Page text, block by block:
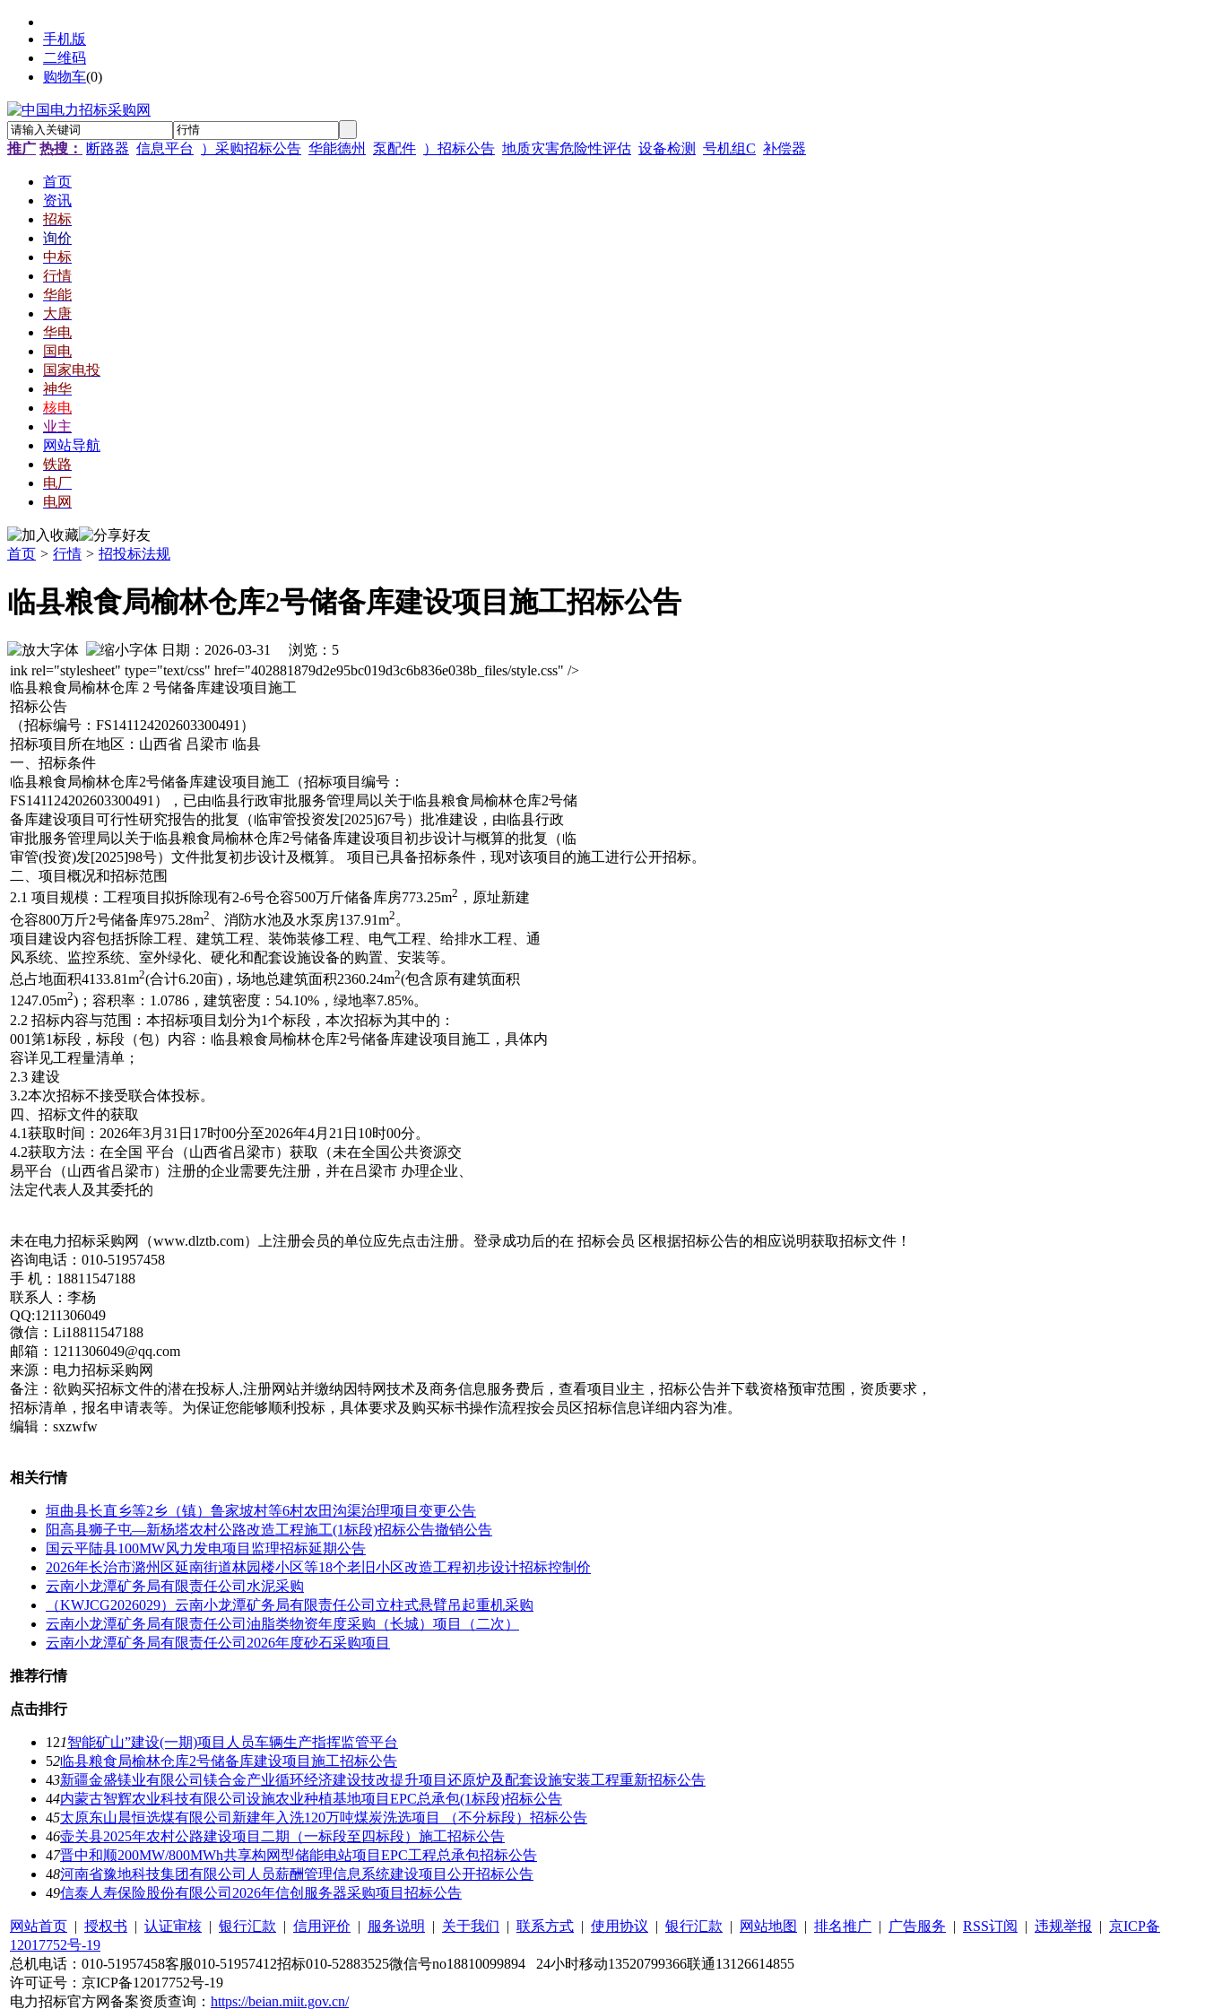
手机版
二维码
购物车(0)
推广 热搜： 断路器 信息平台 ）采购招标公告 华能德州 泵配件 ）招标公告 地质灾害危险性评估 设备检测 号机组C 补偿器
首页
资讯
招标
询价
中标
行情
华能
大唐
华电
国电
国家电投
神华
核电
业主
网站导航
铁路
电厂
电网
首页 > 行情 > 招投标法规
临县粮食局榆林仓库2号储备库建设项目施工招标公告
日期：2026-03-31 浏览： 5
ink rel="stylesheet" type="text/css" href="402881879d2e95bc019d3c6b836e038b_files/style.css" />
临县粮食局榆林仓库 2 号储备库建设项目施工
招标公告
（招标编号： FS141124202603300491 ）
招标项目所在地区：山西省 吕梁市 临县
一、招标条件
临县粮食局榆林仓库2号储备库建设项目施工（招标项目编号：
FS141124202603300491 ），已由临县行政审批服务管理局以关于临县粮食局榆林仓库2号储
备库建设项目可行性研究报告的批复（临审管投资发[2025]67号）批准建设，由临县行政
审批服务管理局以关于临县粮食局榆林仓库2号储备库建设项目初步设计与概算的批复（临
审管(投资)发[2025]98号）文件批复初步设计及概算。 项目已具备招标条件，现对该项目的施工进行公开招标。
二、项目概况和招标范围
2.1 项目规模：工程项目 拟拆除现有2-6号仓容500万斤储备库房773.25m2 ，原址新建
仓容800万斤2号储备库975.28m2 、消防水池及 水泵房137.91m2 。
项目建设内容包括拆除工程、建筑工程、装饰装修工程、电气工程、给排水工程、通
风系统、监控系统、室外绿化、硬化和配套设施设备的购置、安装等。
总占地面积4133.81m2(合计6.20亩) ，场地总建筑面积2360.24m2(包含原有建筑面积
1247.05m2) ；容积率 ： 1.0786 ，建筑密度： 54.10% ，绿地率7.85%。
2.2 招标内容与范围：本招标项目划分为1个标段，本次招标为其中的：
001第1标段，标段（包）内容：临县粮食局榆林仓库2号储备库建设项目施工 ，具体内
容详见工程量清单；
2.3 建设
3.2本次招标不接受联合体投标。
四、招标文件的获取
4.1获取时间 ： 2026年3月 31 日 17时00分至2026年4月 21 日 10时00分。
4.2获取方法：在全国 平台（山西省吕梁市）获取（未在全国公共资源交
易平台（山西省吕梁市）注册的企业需要先注册，并在吕梁市 办理企业、
法定代表人及其委托的
未在电力招标采购网（www.dlztb.com）上注册会员的单位应先点击注册。登录成功后的在 招标会员 区根据招标公告的相应说明获取招标文件！
咨询电话：010-51957458
手 机：18811547188
联系人：李杨
QQ:1211306049
微信：Li18811547188
邮箱：1211306049@qq.com
来源：电力招标采购网
备注：欲购买招标文件的潜在投标人,注册网站并缴纳因特网技术及商务信息服务费后，查看项目业主，招标公告并下载资格预审范围，资质要求，
招标清单，报名申请表等。为保证您能够顺利投标，具体要求及购买标书操作流程按会员区招标信息详细内容为准。
编辑：sxzwfw
相关行情
垣曲县长直乡等2乡（镇）鲁家坡村等6村农田沟渠治理项目变更公告
阳高县狮子屯—新杨塔农村公路改造工程施工(1标段)招标公告撤销公告
国云平陆县100MW风力发电项目监理招标延期公告
2026年长治市潞州区延南街道林园楼小区等18个老旧小区改造工程初步设计招标控制价
云南小龙潭矿务局有限责任公司水泥采购
（KWJCG2026029）云南小龙潭矿务局有限责任公司立柱式悬臂吊起重机采购
云南小龙潭矿务局有限责任公司油脂类物资年度采购（长城）项目（二次）
云南小龙潭矿务局有限责任公司2026年度砂石采购项目
推荐行情
点击排行
121智能矿山”建设(一期)项目人员车辆生产指挥监管平台
52临县粮食局榆林仓库2号储备库建设项目施工招标公告
43新疆金盛镁业有限公司镁合金产业循环经济建设技改提升项目还原炉及配套设施安装工程重新招标公告
44内蒙古智辉农业科技有限公司设施农业种植基地项目EPC总承包(1标段)招标公告
45太原东山晨恒选煤有限公司新建年入洗120万吨煤炭洗选项目 （不分标段）招标公告
46壶关县2025年农村公路建设项目二期（一标段至四标段）施工招标公告
47晋中和顺200MW/800MWh共享构网型储能电站项目EPC工程总承包招标公告
48河南省豫地科技集团有限公司人员薪酬管理信息系统建设项目公开招标公告
49信泰人寿保险股份有限公司2026年信创服务器采购项目招标公告
网站首页 | 授权书 | 认证审核 | 银行汇款 | 信用评价 | 服务说明 | 关于我们 | 联系方式 | 使用协议 | 银行汇款 | 网站地图 | 排名推广 | 广告服务 | RSS订阅 | 违规举报 | 京ICP备
12017752号-19
总机电话：010-51957458客服010-51957412招标010-52883525微信号no18810099894 24小时移动13520799366联通13126614855
许可证号：京ICP备12017752号-19
电力招标官方网备案资质查询： https://beian.miit.gov.cn/